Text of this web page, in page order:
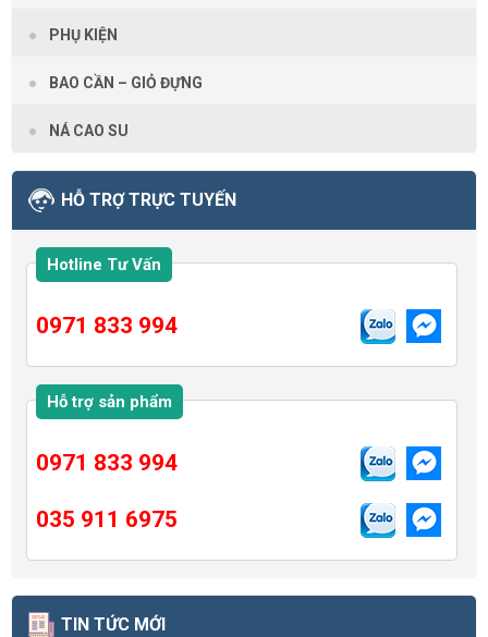
PHỤ KIỆN
BAO CẦN – GIỎ ĐỰNG
NÁ CAO SU
HỖ TRỢ TRỰC TUYẾN
Hotline Tư Vấn
0971 833 994
Hỗ trợ sản phẩm
0971 833 994
035 911 6975
TIN TỨC MỚI